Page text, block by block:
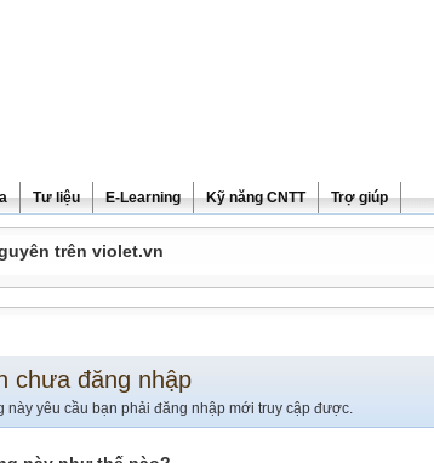
Tư liệu E-Learning Kỹ năng CNTT Trợ giúp
trên violet.vn
chưa đăng nhập
này yêu cầu bạn phải đăng nhập mới truy cập được.